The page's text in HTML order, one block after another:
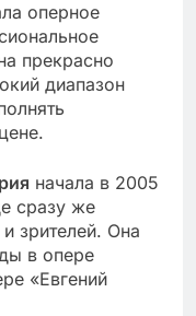
оперное
прекрасно
диапазон
начала в 2005
сразу же
зрителей. Она
в опере
«Евгений